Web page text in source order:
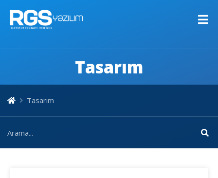
Tasarım
Tasarım